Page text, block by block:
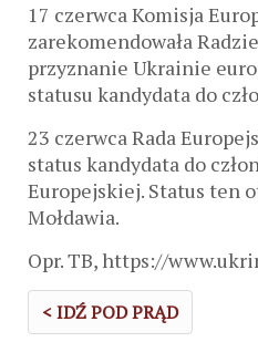
17 czerwca Komisja
zarekomendowała
przyznanie Ukrainie
statusu kandydata do
23 czerwca Rada
status kandydata do
Europejskiej. Status ten
Mołdawia.
Opr. TB, https://
< IDŹ POD PRĄD